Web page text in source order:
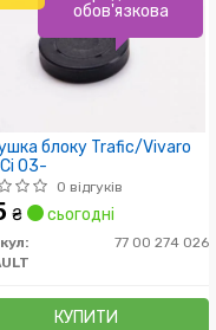
блоку Trafic/Vivaro
03-
0 відгуків
₴ сьогодні
77 00 274 026
КУПИТИ
обов'язкова